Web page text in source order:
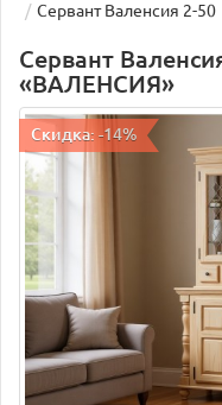
Сервант Валенсия 2-50
Сервант
«ВАЛЕНСИЯ»
Скидка: -14%